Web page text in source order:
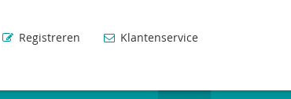
Registreren Klantenservice